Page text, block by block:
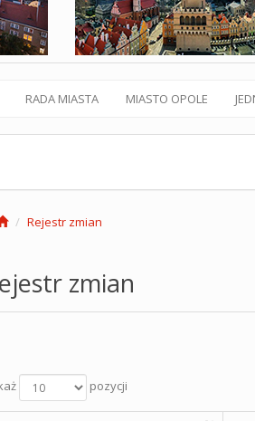
RADA MIASTA MIASTO OPOLE
Rejestr zmian
zmian
pozycji